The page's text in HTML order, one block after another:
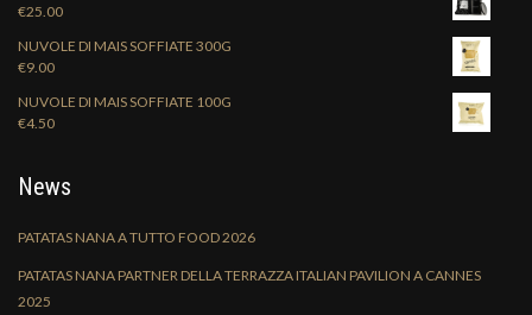
€25.00
NUVOLE DI MAIS SOFFIATE 300G
€9.00
NUVOLE DI MAIS SOFFIATE 100G
€4.50
News
PATATAS NANA A TUTTO FOOD 2026
PATATAS NANA PARTNER DELLA TERRAZZA ITALIAN PAVILION A CANNES
2025